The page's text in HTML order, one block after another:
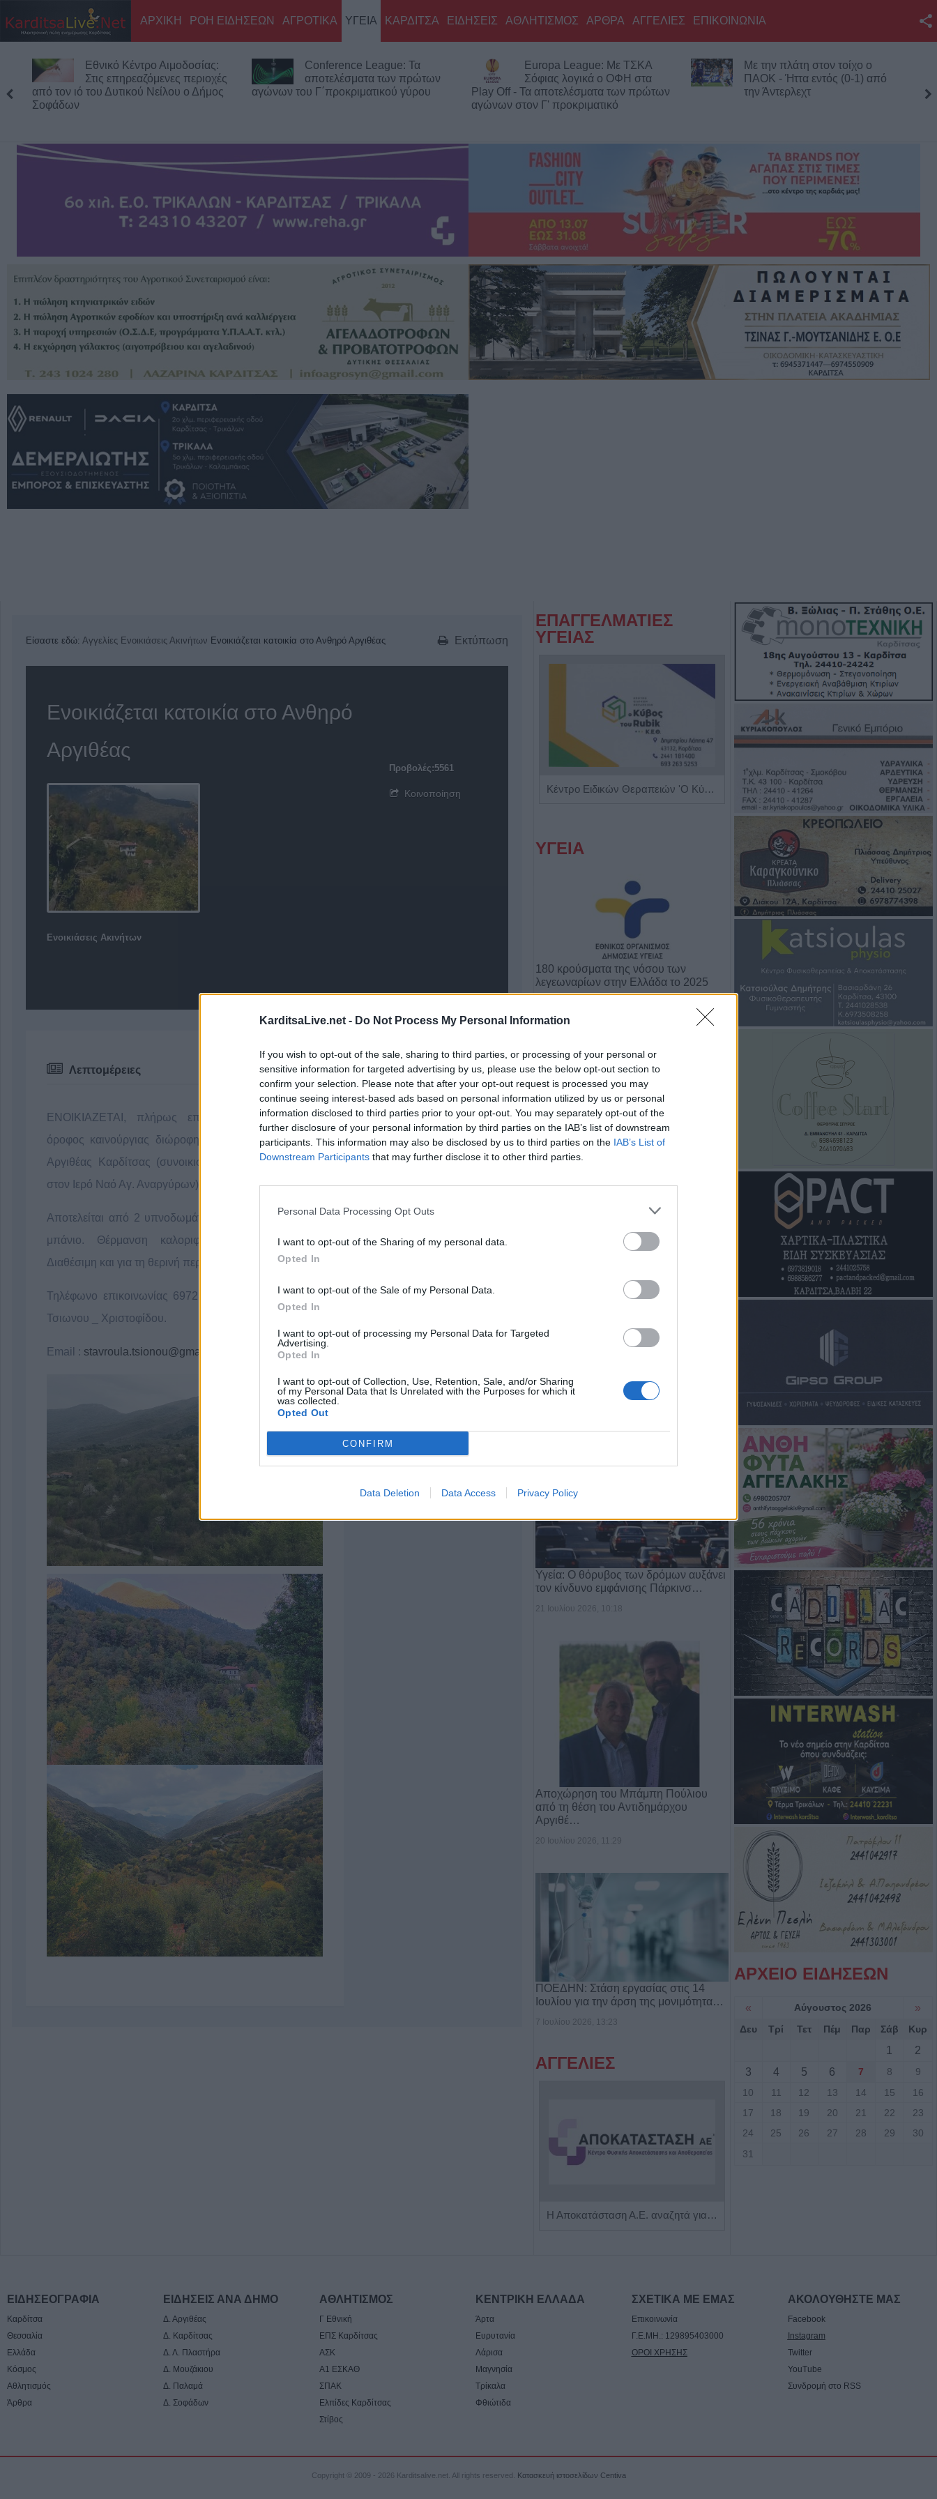
KarditsaLive.net - Do Not Process My Personal Information
If you wish to opt-out of the sale, sharing to third parties, or processing of your personal or
sensitive information for targeted advertising by us, please use the below opt-out section to
confirm your selection. Please note that after your opt-out request is processed you may
continue seeing interest-based ads based on personal information utilized by us or personal
information disclosed to third parties prior to your opt-out. You may separately opt-out of the
further disclosure of your personal information by third parties on the IAB’s list of downstream
participants. This information may also be disclosed by us to third parties on the IAB’s List of
Downstream Participants that may further disclose it to other third parties.
Personal Data Processing Opt Outs
I want to opt-out of the Sharing of my personal data.
Opted In
I want to opt-out of the Sale of my Personal Data.
Opted In
I want to opt-out of processing my Personal Data for Targeted
Advertising.
Opted In
I want to opt-out of Collection, Use, Retention, Sale, and/or Sharing
of my Personal Data that Is Unrelated with the Purposes for which it
was collected.
Opted Out
CONFIRM
Data Deletion Data Access Privacy Policy
Twitter
RSS
Επικοινωνία με το
ΑΡΧΙΚΗ ΡΟΗ ΕΙΔΗΣΕΩΝ ΑΓΡΟΤΙΚΑ ΥΓΕΙΑ ΚΑΡΔΙΤΣΑ ΕΙΔΗΣΕΙΣ ΑΘΛΗΤΙΣΜΟΣ ΑΡΘΡΑ ΑΓΓΕΛΙΕΣ ΕΠΙΚΟΙΝΩΝΙΑ
Εθνικό Κέντρο Αιμοδοσίας:
Στις επηρεαζόμενες περιοχές
από τον ιό του Δυτικού Νείλου ο Δήμος
Σοφάδων
Conference League: Τα
αποτελέσματα των πρώτων
αγώνων του Γ΄προκριματικού γύρου
Europa League: Με ΤΣΚΑ
Σόφιας λογικά ο ΟΦΗ στα
Play Off - Τα αποτελέσματα των πρώτων
αγώνων στον Γ' προκριματικό
Με την πλάτη στον τοίχο ο
ΠΑΟΚ - Ήττα εντός (0-1) από
την Άντερλεχτ
Εκτύπωση
Είσαστε εδώ: Αγγελίες Ενοικιάσεις Ακινήτων Ενοικιάζεται κατοικία στο Ανθηρό Αργιθέας
Ενοικιάζεται κατοικία στο Ανθηρό
Αργιθέας
Ενοικιάσεις Ακινήτων
Προβολές:5561
Κοινοποίηση
Λεπτομέρειες
ΕΝΟΙΚΙΑΖΕΤΑΙ, πλήρως επιπλωμένος, ο πρώτος
όροφος καινούργιας διώροφης κατοικίας στο Ανθηρό
Αργιθέας Καρδίτσας (συνοικισμός Λαγκαδίου - κοντά
στον Ιερό Ναό Αγ. Αναργύρων).
Αποτελείται από 2 υπνοδωμάτια, σαλόνι - κουζίνα και
μπάνιο. Θέρμανση καλοριφέρ. Θέα απεριόριστη.
Διαθέσιμη και για τη θερινή περίοδο.
Τηλέφωνο επικοινωνίας 6972357666 - Κα Σταυρούλα
Τσιωνου _ Χριστοφίδου.
Email : stavroula.tsionou@gmail.com
ΕΠΑΓΓΕΛΜΑΤΙΕΣ
ΥΓΕΙΑΣ
Κέντρο Ειδικών Θεραπειών 'Ο Κύβος του Ρούμπικ' Διαγνωστικό Εργαστήριο "Έρευνα και Υγεία"
ΥΓΕΙΑ
180 κρούσματα της νόσου των
λεγεωναρίων στην Ελλάδα το 2025
παχυσαρκία ίσως προσφέρουν
Επιστήμη- Υγεία: Οι οικονομικές
δυσκολίες επιταχύνουν τη γνωστικ…
Υγεία: Ο θόρυβος των δρόμων αυξάνει
τον κίνδυνο εμφάνισης Πάρκινσ…
21 Ιουλίου 2026, 10:18
Αποχώρηση του Μπάμπη Πούλιου
από τη θέση του Αντιδημάρχου
Αργιθέ…
20 Ιουλίου 2026, 11:29
ΠΟΕΔΗΝ: Στάση εργασίας στις 14
Ιουλίου για την άρση της μονιμότητα…
7 Ιουλίου 2026, 13:23
ΑΓΓΕΛΙΕΣ
Η Αποκατάσταση Α.Ε. αναζητά για εργασία Νοσηλευτές και Βοηθούς Νοσηλευτές
ΑΡΧΕΙΟ ΕΙΔΗΣΕΩΝ
« Αύγουστος 2026 »
Δευ Τρί Τετ Πέμ Παρ Σάβ Κυρ
1
2
3
4 5 6 7 8
9
10
11 12 13 14 15
16
17
18 19 20 21 22
23
24
25 26 27 28 29
30
31
ΕΙΔΗΣΕΟΓΡΑΦΙΑ
Καρδίτσα
Θεσσαλία
Ελλάδα
Κόσμος
Αθλητισμός
Άρθρα
ΕΙΔΗΣΕΙΣ ΑΝΑ ΔΗΜΟ
Δ. Αργιθέας
Δ. Καρδίτσας
Δ. Λ. Πλαστήρα
Δ. Μουζάκιου
Δ. Παλαμά
Δ. Σοφάδων
ΑΘΛΗΤΙΣΜΟΣ
Γ Εθνική
ΕΠΣ Καρδίτσας
ΑΣΚ
Α1 ΕΣΚΑΘ
ΣΠΑΚ
Ελπίδες Καρδίτσας
Στίβος
ΚΕΝΤΡΙΚΗ ΕΛΛΑΔΑ
Άρτα
Ευρυτανία
Λάρισα
Μαγνησία
Τρίκαλα
Φθιώτιδα
ΣΧΕΤΙΚΑ ΜΕ ΕΜΑΣ
Επικοινωνία
Γ.Ε.ΜΗ.: 129895403000
ΟΡΟΙ ΧΡΗΣΗΣ
ΑΚΟΛΟΥΘΗΣΤΕ ΜΑΣ
Facebook
Instagram
Twitter
YouTube
Συνδρομή στο RSS
Copyright © 2009 - 2026 Karditsalive.net. All rights reserved. Κατασκευή ιστοσελίδων Centiva